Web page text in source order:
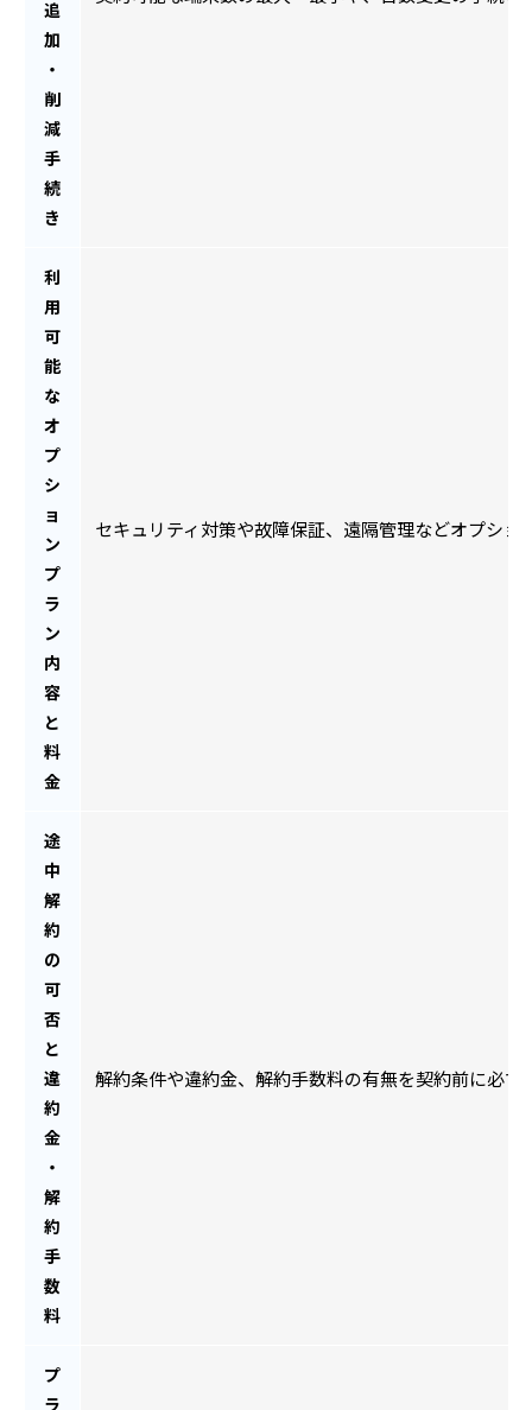
追
加
・
削
減
手
続
き
利
用
可
能
な
オ
プ
シ
ョ
ン
プ
ラ
ン
内
容
と
料
金
セキュリティ対策や故障保証、遠隔管理などオプショ
途
中
解
約
の
可
否
と
違
約
金
・
解
約
手
数
料
解約条件や違約金、解約手数料の有無を契約前に必ず
プ
ラ